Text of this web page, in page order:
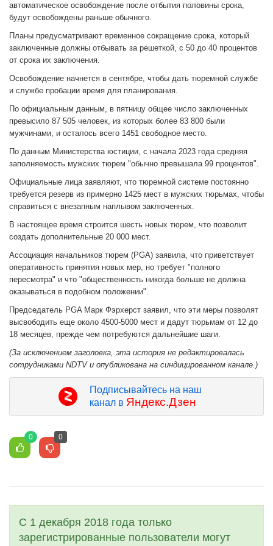
автоматическое освобождение после отбытия половины срока,
будут освобождены раньше обычного.
Планы предусматривают временное сокращение срока, который
заключенные должны отбывать за решеткой, с 50 до 40 процентов
от срока их заключения.
Освобождение начнется в сентябре, чтобы дать тюремной службе
и службе пробации время для планирования.
По официальным данным, в пятницу общее число заключенных
превысило 87 505 человек, из которых более 83 800 были
мужчинами, и осталось всего 1451 свободное место.
По данным Министерства юстиции, с начала 2023 года средняя
заполняемость мужских тюрем "обычно превышала 99 процентов".
Официальные лица заявляют, что тюремной системе постоянно
требуется резерв из примерно 1425 мест в мужских тюрьмах, чтобы
справиться с внезапным наплывом заключенных.
В настоящее время строится шесть новых тюрем, что позволит
создать дополнительные 20 000 мест.
Ассоциация начальников тюрем (PGA) заявила, что приветствует
оперативность принятия новых мер, но требует "полного
пересмотра" и что "общественность никогда больше не должна
оказываться в подобном положении".
Председатель PGA Марк Фэрхерст заявил, что эти меры позволят
высвободить еще около 4500-5000 мест и дадут тюрьмам от 12 до
18 месяцев, прежде чем потребуются дальнейшие шаги.
(За исключением заголовка, эта история не редактировалась
сотрудниками NDTV и опубликована на синдицированном канале.)
Подписывайтесь на наш
канал в Яндекс.Дзен
0 0
С 1 декабря 2018 года только
зарегистрированные пользователи могут